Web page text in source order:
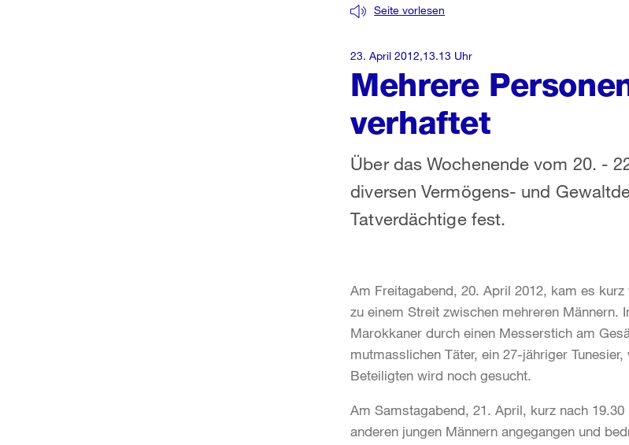
Mehrere
verhaftet
Seite vorlesen
Über das Wochenende vom 20. -
diversen Vermögens- und
Tatverdächtige fest.
23. April 2012,13.13 Uhr
Am Freitagabend, 20. April 2012, kam es
zu einem Streit zwischen mehreren Männern.
Marokkaner durch einen Messerstich am
mutmasslichen Täter, ein 27-jähriger
Beteiligten wird noch gesucht.
Am Samstagabend, 21. April, kurz nach
anderen jungen Männern angegangen und